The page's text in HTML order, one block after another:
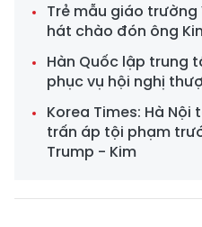
Trẻ mẫu giáo trường
hát chào đón ông
Hàn Quốc lập trung
phục vụ hội nghị
Korea Times: Hà
trấn áp tội phạm
Trump - Kim